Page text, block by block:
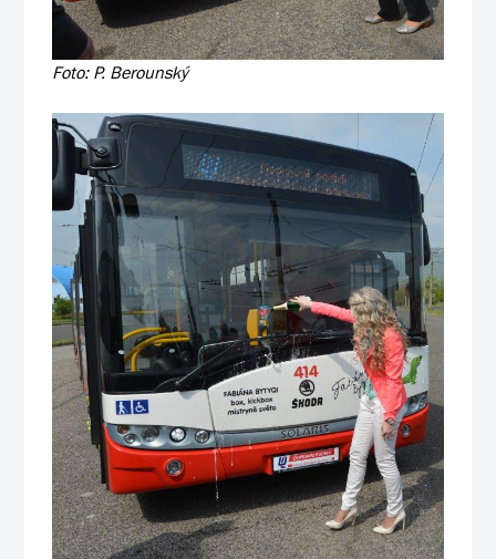
Foto: P. Berounský